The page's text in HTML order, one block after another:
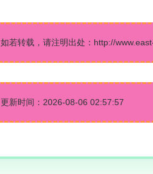
如若转载，请注明出处：http://
更新时间：2026-08-06 02:57:57